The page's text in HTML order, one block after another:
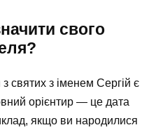
свого
з святих з іменем Сергій є
орієнтир — це дата
якщо ви народилися